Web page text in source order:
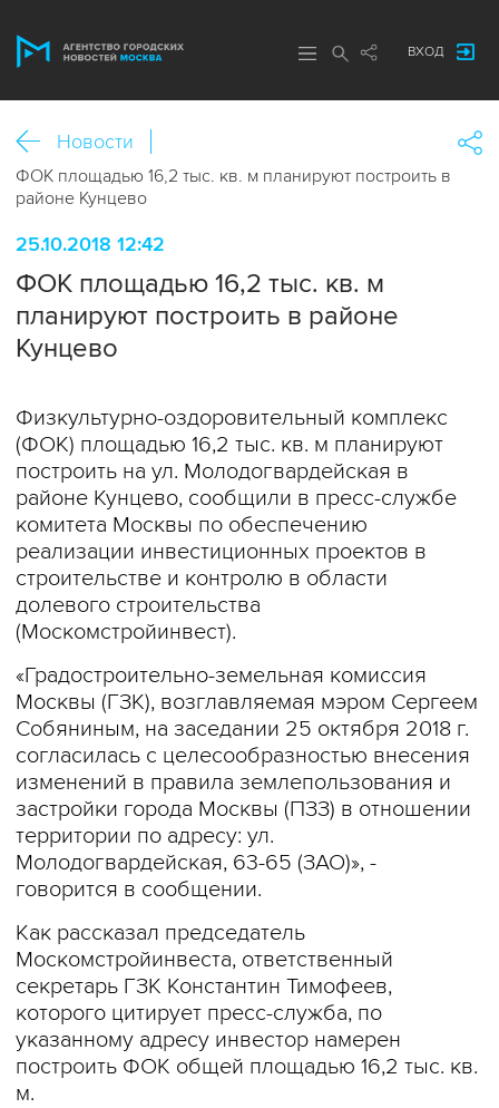
ВХОД
Новости
ФОК площадью 16,2 тыс. кв. м планируют построить в
районе Кунцево
25.10.2018 12:42
ФОК площадью 16,2 тыс. кв. м
планируют построить в районе
Кунцево
Физкультурно-оздоровительный комплекс
(ФОК) площадью 16,2 тыс. кв. м планируют
построить на ул. Молодогвардейская в
районе Кунцево, сообщили в пресс-службе
комитета Москвы по обеспечению
реализации инвестиционных проектов в
строительстве и контролю в области
долевого строительства
(Москомстройинвест).
«Градостроительно-земельная комиссия
Москвы (ГЗК), возглавляемая мэром Сергеем
Собяниным, на заседании 25 октября 2018 г.
согласилась с целесообразностью внесения
изменений в правила землепользования и
застройки города Москвы (ПЗЗ) в отношении
территории по адресу: ул.
Молодогвардейская, 63-65 (ЗАО)», -
говорится в сообщении.
Как рассказал председатель
Москомстройинвеста, ответственный
секретарь ГЗК Константин Тимофеев,
которого цитирует пресс-служба, по
указанному адресу инвестор намерен
построить ФОК общей площадью 16,2 тыс. кв.
м.